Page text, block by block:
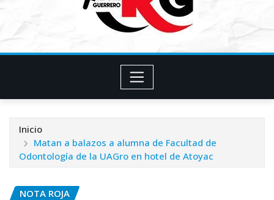
Inicio
Matan a balazos a alumna de Facultad de
Odontología de la UAGro en hotel de Atoyac
NOTA ROJA